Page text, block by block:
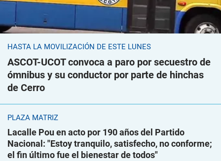
HASTA LA MOVILIZACIÓN DE ESTE LUNES
ASCOT-UCOT convoca a paro por secuestro de
ómnibus y su conductor por parte de hinchas
de Cerro
PLAZA MATRIZ
Lacalle Pou en acto por 190 años del Partido
Nacional: "Estoy tranquilo, satisfecho, no conforme;
el fin último fue el bienestar de todos"